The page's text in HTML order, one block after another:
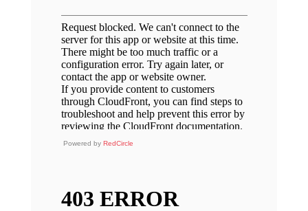
Powered by RedCircle